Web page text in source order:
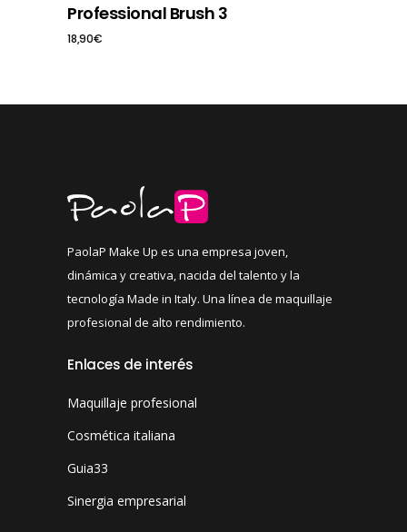
Professional Brush 3
18,90€
PaolaP Make Up es una empresa joven,
dinámica y creativa, nacida del talento y la
tecnología Made in Italy. Una línea de maquillaje
profesional de alto rendimiento.
Enlaces de interés
Maquillaje profesional
Cosmética italiana
Guia33
Sinergia empresarial